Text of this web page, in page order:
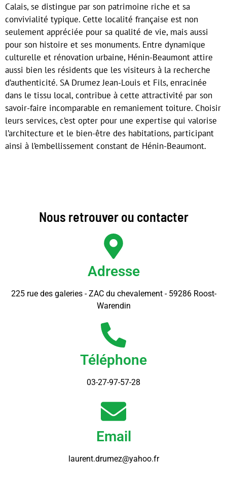
Calais, se distingue par son patrimoine riche et sa
convivialité typique. Cette localité française est non
seulement appréciée pour sa qualité de vie, mais aussi
pour son histoire et ses monuments. Entre dynamique
culturelle et rénovation urbaine, Hénin-Beaumont attire
aussi bien les résidents que les visiteurs à la recherche
d’authenticité. SA Drumez Jean-Louis et Fils, enracinée
dans le tissu local, contribue à cette attractivité par son
savoir-faire incomparable en remaniement toiture. Choisir
leurs services, c’est opter pour une expertise qui valorise
l’architecture et le bien-être des habitations, participant
ainsi à l’embellissement constant de Hénin-Beaumont.
Nous retrouver ou contacter
Adresse
225 rue des galeries - ZAC du chevalement - 59286 Roost-
Warendin
Téléphone
03-27-97-57-28
Email
laurent.drumez@yahoo.fr